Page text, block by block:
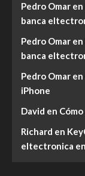
Pedro Omar en
banca
Pedro Omar en
banca
Pedro Omar en
iPhone
David en
Richard en
eltectronica